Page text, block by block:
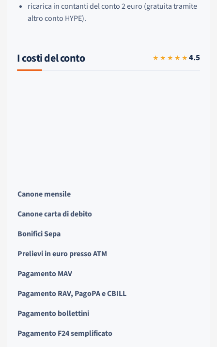
ricarica in contanti del conto 2 euro (gratuita tramite
altro conto HYPE).
I costi del conto ★★★★★4.5
Canone mensile
Canone carta di debito
Bonifici Sepa
Prelievi in euro presso ATM
Pagamento MAV
Pagamento RAV, PagoPA e CBILL
Pagamento bollettini
Pagamento F24 semplificato